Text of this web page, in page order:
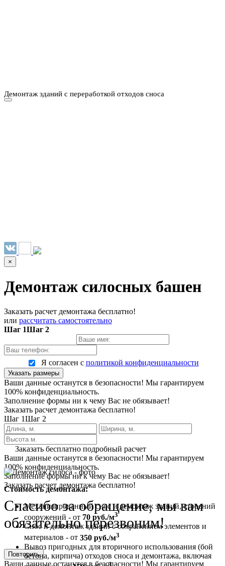
Демонтаж зданий с переработкой отходов сноса
×
Демонтаж силосных башен
Заказать расчет демонтажа бесплатно!
или рассчитать самостоятельно
Шаг 1Шаг 2
Я согласен с политикой конфиденциальности
Указать размеры
Ваши данные останутся в безопасности! Мы гарантируем
100% конфиденциальность.
Заполнение формы ни к чему Вас не обязывает!
Заказать расчет демонтажа бесплатно!
Шаг 1Шаг 2
Заказать бесплатно подробный расчет
Ваши данные останутся в безопасности! Мы гарантируем
100% конфиденциальность.
Заполнение формы ни к чему Вас не обязывает!
Заказать расчет демонтажа бесплатно!
Спасибо за обращение, мы вам
обязательно перезвоним!
Повторить
Ваши данные останутся в безопасности! Мы гарантируем
Стоимость демонтажа:
Механизированный снос и демонтаж зданий, строений
сооружений - от 70 руб./м3
Снос и демонтаж зданий с сохранением элементов и
материалов - от 350 руб./м3
Вывоз пригодных для вторичного использования (бой
бетона, кирпича) отходов сноса и демонтажа, включая
3